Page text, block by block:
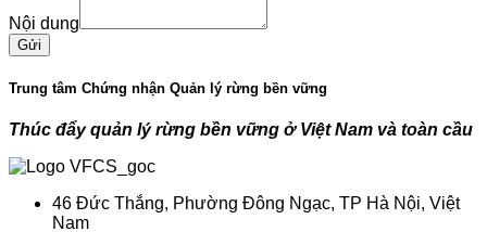
Nội dung
Gửi
Trung tâm Chứng nhận Quản lý rừng bền vững
Thúc đẩy quản lý rừng bền vững ở Việt Nam và toàn cầu
46 Đức Thắng, Phường Đông Ngạc, TP Hà Nội, Việt
Nam